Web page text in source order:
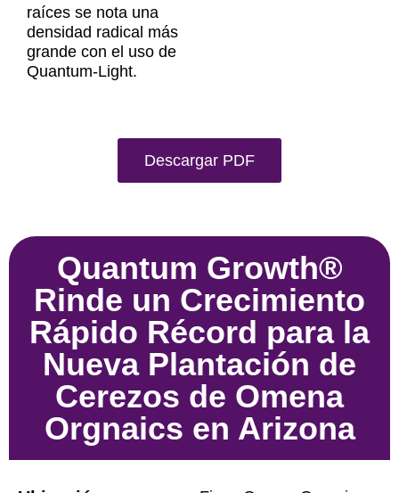
raíces se nota una
densidad radical más
grande con el uso de
Quantum-Light.
Descargar PDF
Quantum Growth®
Rinde un Crecimiento
Rápido Récord para la
Nueva Plantación de
Cerezos de Omena
Orgnaics en Arizona